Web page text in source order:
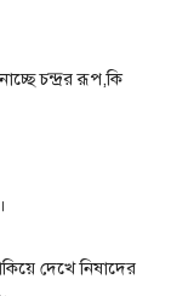
চন্দ্রর রূপ,কি
দেখে নিষাদের